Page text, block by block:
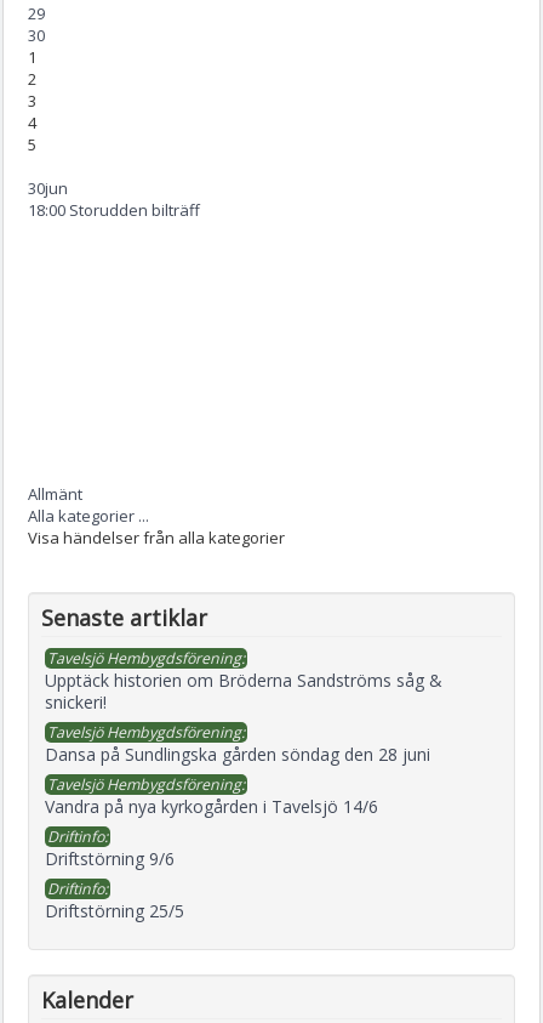
29
30
1
2
3
4
5
30jun
18:00 Storudden bilträff
Allmänt
Alla kategorier ...
Visa händelser från alla kategorier
Senaste artiklar
Tavelsjö Hembygdsförening:
Upptäck historien om Bröderna Sandströms såg &
snickeri!
Tavelsjö Hembygdsförening:
Dansa på Sundlingska gården söndag den 28 juni
Tavelsjö Hembygdsförening:
Vandra på nya kyrkogården i Tavelsjö 14/6
Driftinfo:
Driftstörning 9/6
Driftinfo:
Driftstörning 25/5
Kalender